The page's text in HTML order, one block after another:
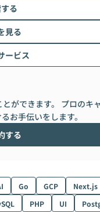
る
見る
ービス
ができます。 プロのキ
お手伝いをします。
する
Go GCP Next.js
PHP UI